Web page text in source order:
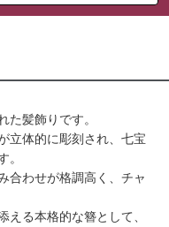
た髪飾りです。
立体的に彫刻され、七宝
。
合わせが格調高く、チャ
える本格的な簪として、